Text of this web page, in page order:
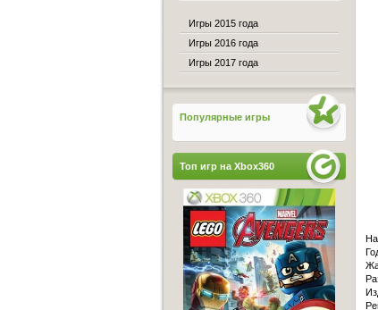
Игры 2015 года
Игры 2016 года
Игры 2017 года
Популярные игры
Топ игр на Xbox360